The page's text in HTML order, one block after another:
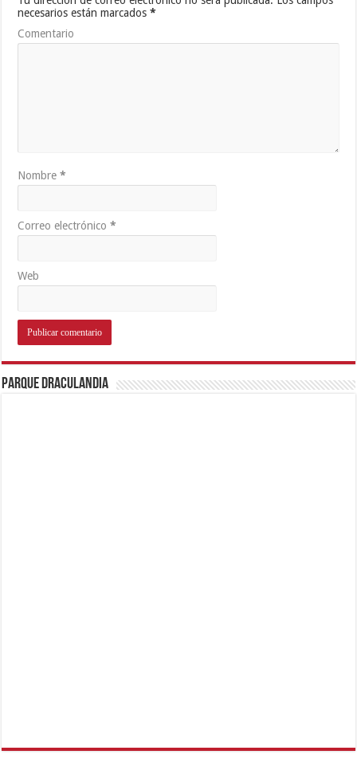
necesarios están marcados*
Comentario
Nombre*
Correo electrónico*
Web
Parque Draculandia